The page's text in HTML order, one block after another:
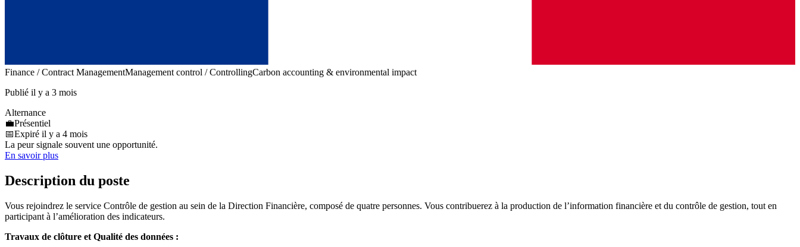
Finance / Contract ManagementManagement control / ControllingCarbon accounting & environmental impact
Publié il y a 3 mois
Alternance
💼Présentiel
📅Expiré il y a 4 mois
La peur signale souvent une opportunité.
En savoir plus
Description du poste
Vous rejoindrez le service Contrôle de gestion au sein de la Direction Financière, composé de quatre personnes. Vous contribuerez à la production de l’information financière et du contrôle de gestion, tout en
participant à l’amélioration des indicateurs.
Travaux de clôture et Qualité des données :